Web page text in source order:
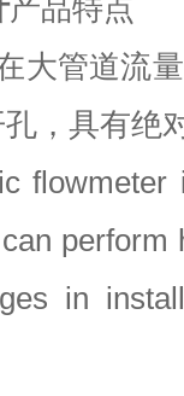
产品特点
大管道流
，具有绝
perform
in